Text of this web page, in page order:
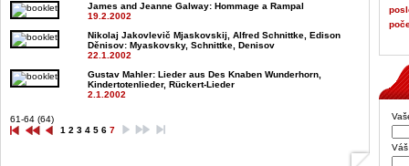
James and Jeanne Galway: Hommage a Rampal
19.2.2002
Nikolaj Jakovlevič Mjaskovskij, Alfred Schnittke, Edison
Děnisov: Myaskovsky, Schnittke, Denisov
22.1.2002
Gustav Mahler: Lieder aus Des Knaben Wunderhorn,
Kindertotenlieder, Rückert-Lieder
2.1.2002
61-64 (64)
1 2 3 4 5 6 7